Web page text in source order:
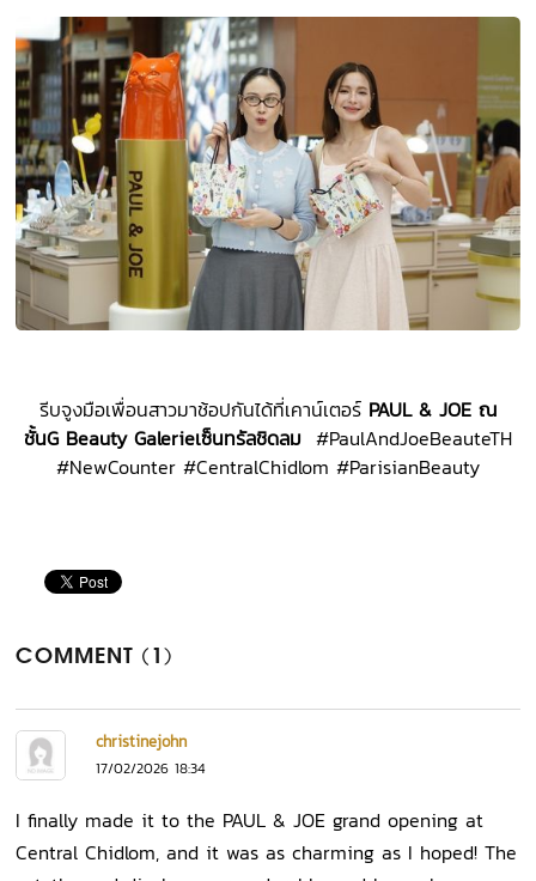
รีบจูงมือเพื่อนสาวมาช้อปกันได้ที่เคาน์เตอร์ PAUL & JOE ณ
ชั้นG Beauty Galerieเซ็นทรัลชิดลม#PaulAndJoeBeauteTH
#NewCounter #CentralChidlom #ParisianBeauty
COMMENT (1)
christinejohn
17/02/2026 18:34
I finally made it to the PAUL & JOE grand opening at
Central Chidlom, and it was as charming as I hoped! The